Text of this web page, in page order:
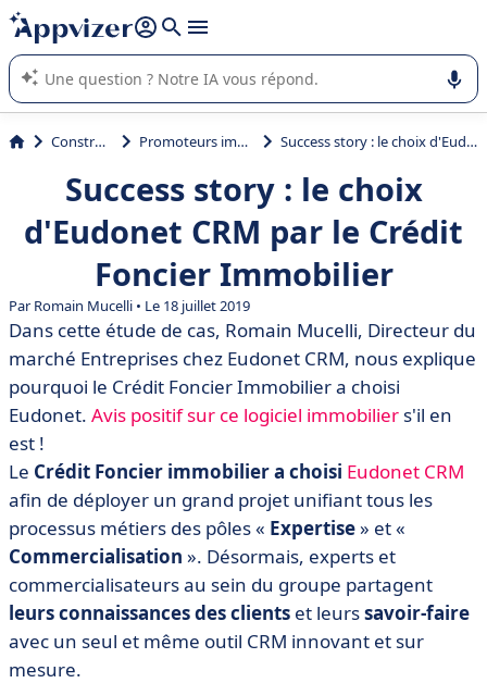
répondre (plusieurs lignes avec
L'IA de Appvizer vous guide dans l'utilisation ou la sélection de
logiciel SaaS en entreprise.
Construction Promoteurs immobiliers Success story : le choix d'Eudonet CRM par le Crédit Foncier Immobilier
Success story : le choix
d'Eudonet CRM par le Crédit
Foncier Immobilier
ParRomain Mucelli • Le 18 juillet 2019
Dans cette étude de cas, Romain Mucelli, Directeur du
marché Entreprises chez Eudonet CRM, nous explique
pourquoi le Crédit Foncier Immobilier a choisi
Eudonet. Avis positif sur ce logiciel immobilier s'il en
est !
Le Crédit Foncier immobilier a choisi Eudonet CRM
afin de déployer un grand projet unifiant tous les
processus métiers des pôles « Expertise» et «
Commercialisation ». Désormais, experts et
commercialisateurs au sein du groupe partagent
leurs connaissances des clients et leurssavoir-faire
avec un seul et même outil CRM innovant et sur
mesure.